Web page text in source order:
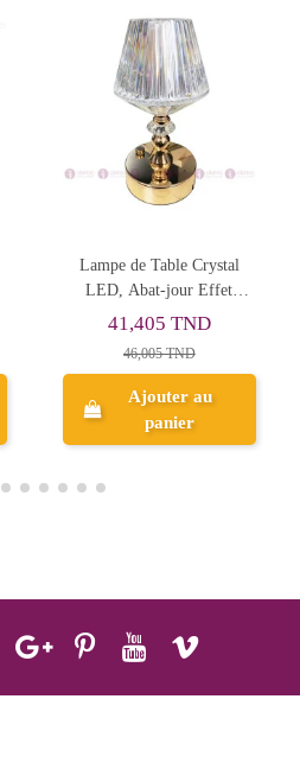
Lampe de Bureau LED
Stitch Rose avec Col
Flexible + Porte-Stylos
18,716 TND
Aperçu